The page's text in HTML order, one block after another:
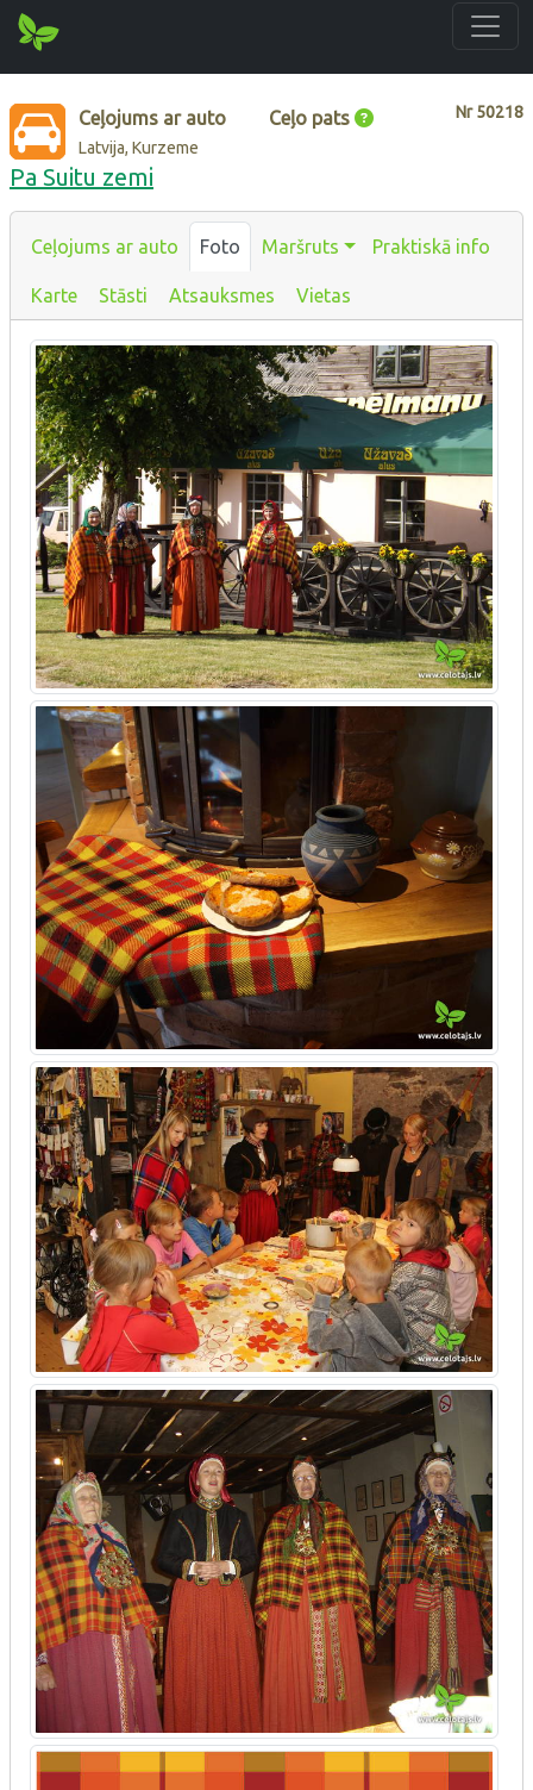
Nr50218
Ceļojums ar auto Ceļo pats
Latvija, Kurzeme
Pa Suitu zemi
Ceļojums ar auto Foto Maršruts Praktiskā info
Karte Stāsti Atsauksmes Vietas